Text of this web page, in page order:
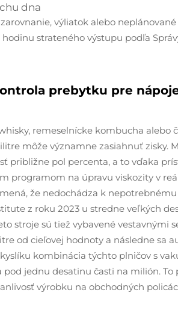
dna
výliatok alebo
hodinu strateného výstupu podľa
prebytku pre
remeselnícke kombucha alebo
môže významne zasiahnuť zisky.
približne pol percenta, a to vďaka
programom na úpravu viskozity v
že nedochádza k
z roku 2023 u stredne veľkých
stroje sú tiež vybavené vestavnými
od cieľovej hodnoty a následne sa
kombinácia týchto plničov s
jednu desatinu časti na milión. To
výrobku na obchodných